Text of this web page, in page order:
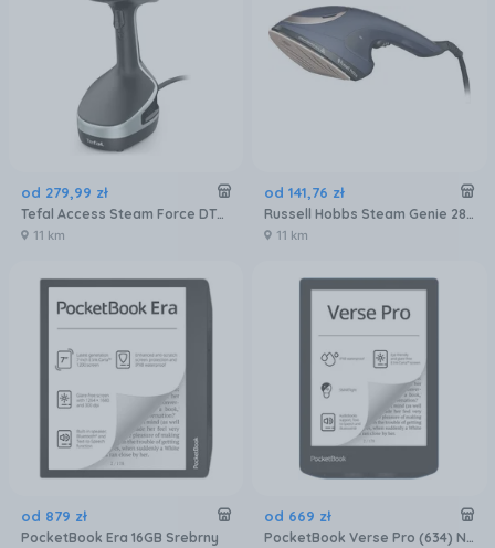
od 279,99 zł
Tefal Access Steam Force DT8270
11 km
od 141,76 zł
Russell Hobbs Steam Genie 28370-56
11 km
od 879 zł
PocketBook Era 16GB Srebrny
od 669 zł
PocketBook Verse Pro (634) Niebieski